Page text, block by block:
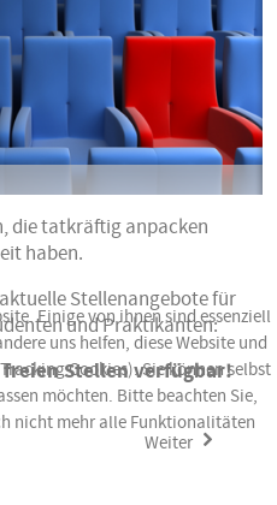
die tatkräftig anpacken
haben.
Stellenangebote für
und Praktikanten:
Stellen verfügbar!
Weiter
Einige von ihnen sind essenziell
uns helfen, diese Website und
Cookies). Sie können selbst
möchten. Bitte beachten Sie,
nicht mehr alle Funktionalitäten